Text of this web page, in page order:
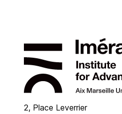
2, Place Leverrier